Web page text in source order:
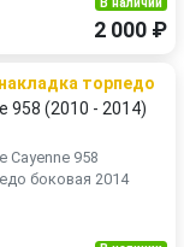
2 000 ₽
торпедо
958 (2010 - 2014)
Cayenne 958
боковая 2014